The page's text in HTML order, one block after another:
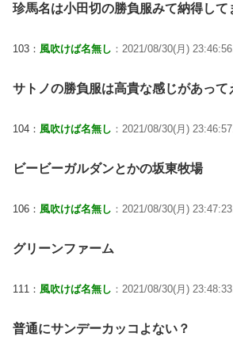
珍馬名は小田切の勝負服みて納得して
103： 風吹けば名無し ：2021/08/30(月)
サトノの勝負服は高貴な感じがあって
104： 風吹けば名無し ：2021/08/30(月)
ビービーガルダンとかの坂東牧場
106： 風吹けば名無し ：2021/08/30(月)
グリーンファーム
111： 風吹けば名無し ：2021/08/30(月)
普通にサンデーカッコよない？